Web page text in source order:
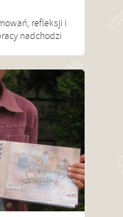
refleksji i
nadchodzi